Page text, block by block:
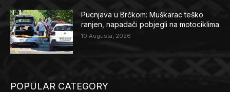
Pucnjava u Brčkom: Muškarac teško
ranjen, napadači pobjegli na motociklima
10 Augusta, 2026
POPULAR CATEGORY